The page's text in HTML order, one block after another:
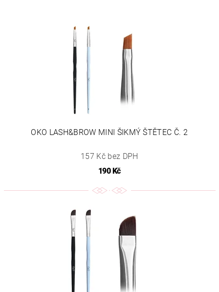
OKO LASH&BROW MINI ŠIKMÝ ŠTĚTEC Č. 2
157 Kč bez DPH
190 Kč